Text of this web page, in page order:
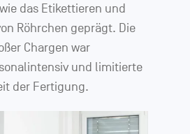
das Etikettieren und
Röhrchen geprägt. Die
Chargen war
und limitierte
der Fertigung.